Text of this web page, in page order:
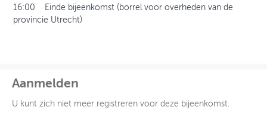
16:00 Einde bijeenkomst (borrel voor overheden van de
provincie Utrecht)
Aanmelden
U kunt zich niet meer registreren voor deze bijeenkomst.